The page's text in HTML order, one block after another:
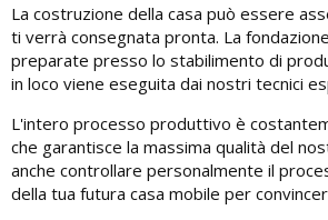
La costruzione della casa può essere
ti verrà consegnata pronta. La
preparate presso lo stabilimento di
in loco viene eseguita dai nostri tecnici
L'intero processo produttivo è
che garantisce la massima qualità del
anche controllare personalmente il
della tua futura casa mobile per